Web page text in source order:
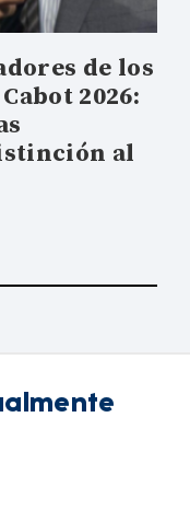
de los
2026:
al